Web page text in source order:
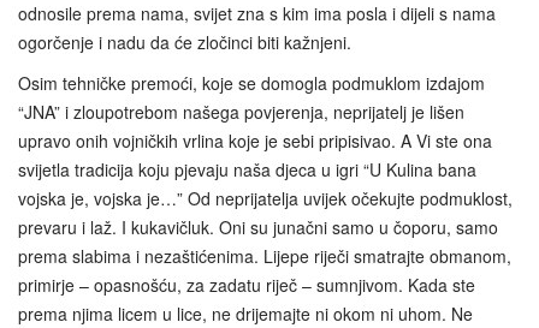
odnosile prema nama, svijet zna s kim ima posla i dijeli s nama
ogorčenje i nadu da će zločinci biti kažnjeni.
Osim tehničke premoći, koje se domogla podmuklom izdajom
“JNA” i zloupotrebom našega povjerenja, neprijatelj je lišen
upravo onih vojničkih vrlina koje je sebi pripisivao. A Vi ste ona
svijetla tradicija koju pjevaju naša djeca u igri “U Kulina bana
vojska je, vojska je…” Od neprijatelja uvijek očekujte podmuklost,
prevaru i laž. I kukavičluk. Oni su junačni samo u čoporu, samo
prema slabima i nezaštićenima. Lijepe riječi smatrajte obmanom,
primirje – opasnošću, za zadatu riječ – sumnjivom. Kada ste
prema njima licem u lice, ne drijemajte ni okom ni uhom. Ne